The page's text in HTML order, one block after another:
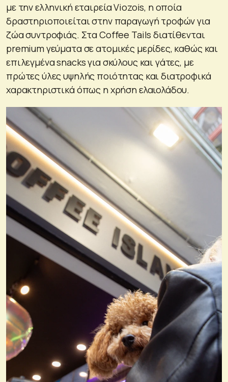
με την ελληνική εταιρεία Viozois, η οποία
δραστηριοποιείται στην παραγωγή τροφών για
ζώα συντροφιάς. Στα Coffee Tails διατίθενται
premium γεύματα σε ατομικές μερίδες, καθώς και
επιλεγμένα snacks για σκύλους και γάτες, με
πρώτες ύλες υψηλής ποιότητας και διατροφικά
χαρακτηριστικά όπως η χρήση ελαιολάδου.